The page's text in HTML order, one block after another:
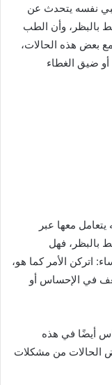
نفسه يتحدث عن
بالبظر، وأن الطب
بعض هذه الحالات،
ضيق الغطاء
معها عبر
بالبظر، فهل
اتركن الأمر كما هو،
في الإحساس أو
أيضًا في هذه
الحالات من مشكلات